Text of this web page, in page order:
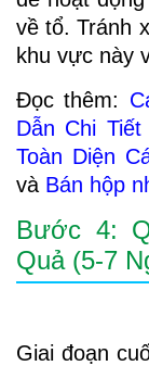
về tổ. Tránh
khu vực này
Đọc thêm:
Dẫn Chi
Toàn Diện
và Bán hộp
Bước 4:
Quả (5-7
Giai đoạn